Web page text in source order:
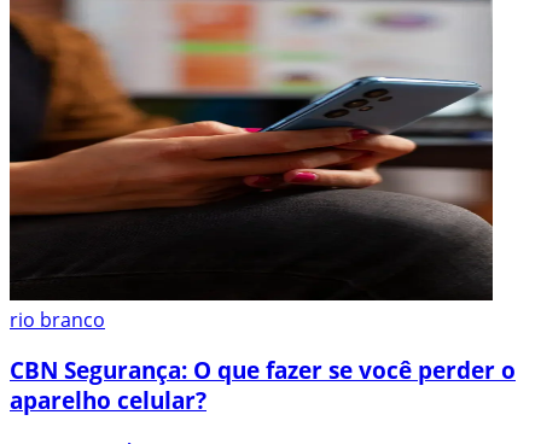
rio branco
CBN Segurança: O que fazer se você perder o
aparelho celular?